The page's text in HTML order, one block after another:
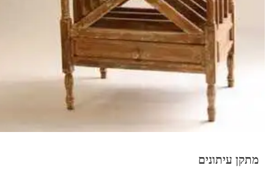
מתקן עיתונים